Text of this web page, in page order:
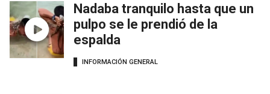
Nadaba tranquilo hasta que un
pulpo se le prendió de la
espalda
INFORMACIÓN GENERAL